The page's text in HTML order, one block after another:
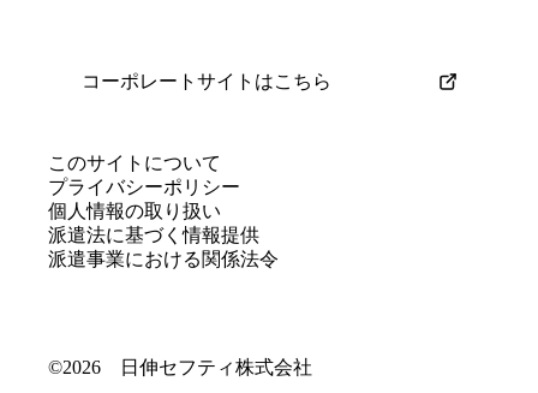
コーポレートサイトはこちら
このサイトについて
プライバシーポリシー
個人情報の取り扱い
派遣法に基づく情報提供
派遣事業における関係法令
©2026 日伸セフティ株式会社